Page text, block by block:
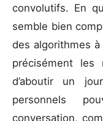
convolutifs. En
semble bien
des algorithmes
précisément les
d’aboutir un
personnels
conversation,